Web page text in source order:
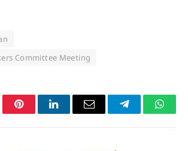
Committee Meeting
PinterestLinkedInEmail Telegram